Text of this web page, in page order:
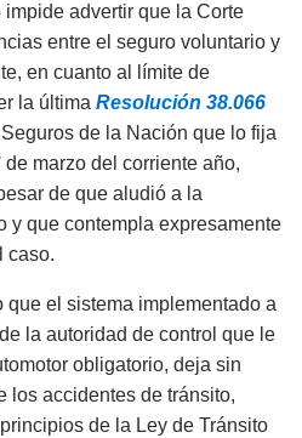
advertir que la Corte
entre el seguro voluntario y
en cuanto al límite de
la últimaResolución 38.066
de la Nación que lo fija
marzo del corriente año,
de que aludió a la
y que contempla expresamente
caso.
que el sistema implementado a
la autoridad de control que le
obligatorio, deja sin
los accidentes de tránsito,
de la Ley de Tránsito